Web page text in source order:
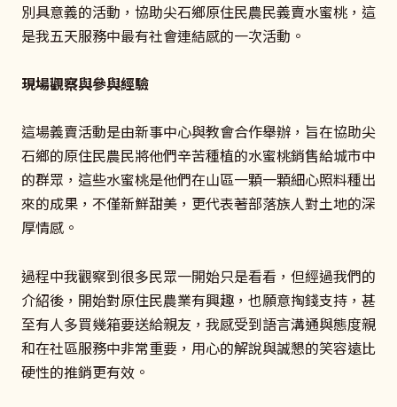
別具意義的活動，協助尖石鄉原住民農民義賣水蜜桃，這
是我五天服務中最有社會連結感的一次活動。
現場觀察與參與經驗
這場義賣活動是由新事中心與教會合作舉辦，旨在協助尖
石鄉的原住民農民將他們辛苦種植的水蜜桃銷售給城市中
的群眾，這些水蜜桃是他們在山區一顆一顆細心照料種出
來的成果，不僅新鮮甜美，更代表著部落族人對土地的深
厚情感。
過程中我觀察到很多民眾一開始只是看看，但經過我們的
介紹後，開始對原住民農業有興趣，也願意掏錢支持，甚
至有人多買幾箱要送給親友，我感受到語言溝通與態度親
和在社區服務中非常重要，用心的解說與誠懇的笑容遠比
硬性的推銷更有效。